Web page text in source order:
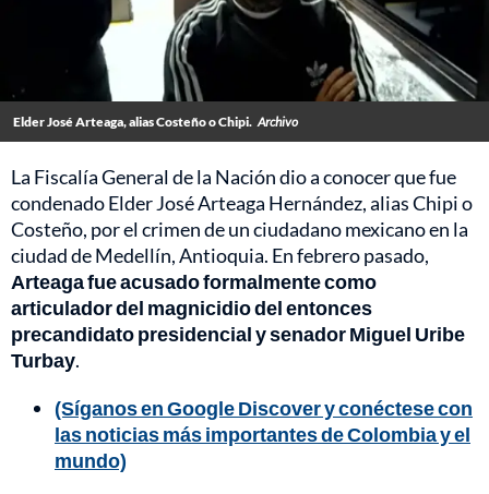
Elder José Arteaga, alias Costeño o Chipi. Archivo
La Fiscalía General de la Nación dio a conocer que fue
condenado Elder José Arteaga Hernández, alias Chipi o
Costeño, por el crimen de un ciudadano mexicano en la
ciudad de Medellín, Antioquia. En febrero pasado,
Arteaga fue acusado formalmente como
articulador del magnicidio del entonces
precandidato presidencial y senador Miguel Uribe
Turbay.
(Síganos en Google Discover y conéctese con
las noticias más importantes de Colombia y el
mundo)